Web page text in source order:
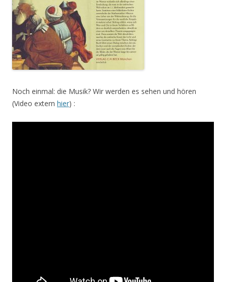
Noch einmal: die Musik? Wir werden es sehen und hören
(Video extern hier) :